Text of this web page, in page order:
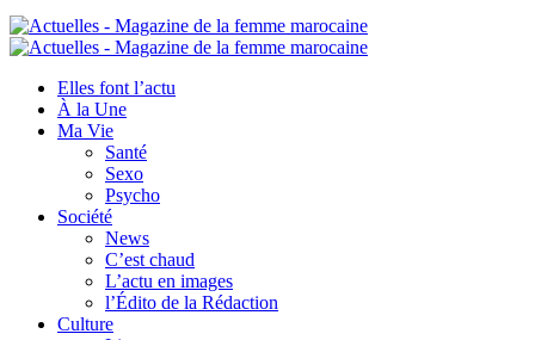
Elles font l’actu
À la Une
Ma Vie
Santé
Sexo
Psycho
Société
News
C’est chaud
L’actu en images
l’Édito de la Rédaction
Culture